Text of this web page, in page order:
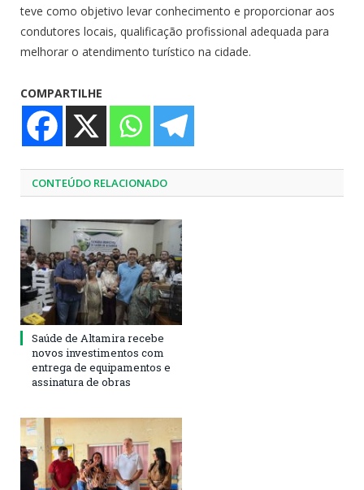
teve como objetivo levar conhecimento e proporcionar aos
condutores locais, qualificação profissional adequada para
melhorar o atendimento turístico na cidade.
COMPARTILHE
CONTEÚDO RELACIONADO
Saúde de Altamira recebe
novos investimentos com
entrega de equipamentos e
assinatura de obras